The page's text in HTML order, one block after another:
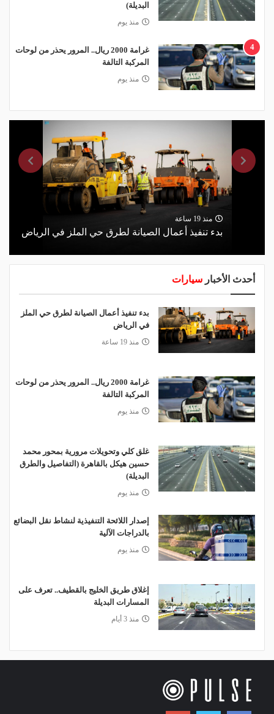
البديلة)
منذ يوم
4
غرامة 2000 ريال.. المرور يحذر من لوحات
المركبة التالفة
منذ يوم
منذ 19 ساعة
بدء تنفيذ أعمال الصيانة لطرق حي الملز في الرياض
أحدث الأخبار سيارات
بدء تنفيذ أعمال الصيانة لطرق حي الملز
في الرياض
منذ 19 ساعة
غرامة 2000 ريال.. المرور يحذر من لوحات
المركبة التالفة
منذ يوم
غلق كلي وتحويلات مرورية بمحور محمد
حسين هيكل بالقاهرة (التفاصيل والطرق
البديلة)
منذ يوم
إصدار اللائحة التنفيذية لنشاط نقل البضائع
بالدراجات الآلية
منذ يوم
إغلاق طريق الخليج بالقطيف.. تعرف على
المسارات البديلة
منذ 3 أيام